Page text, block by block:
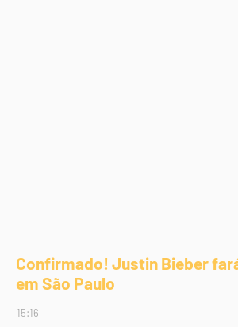
Confirmado! Justin Bieber
em São Paulo
15:16